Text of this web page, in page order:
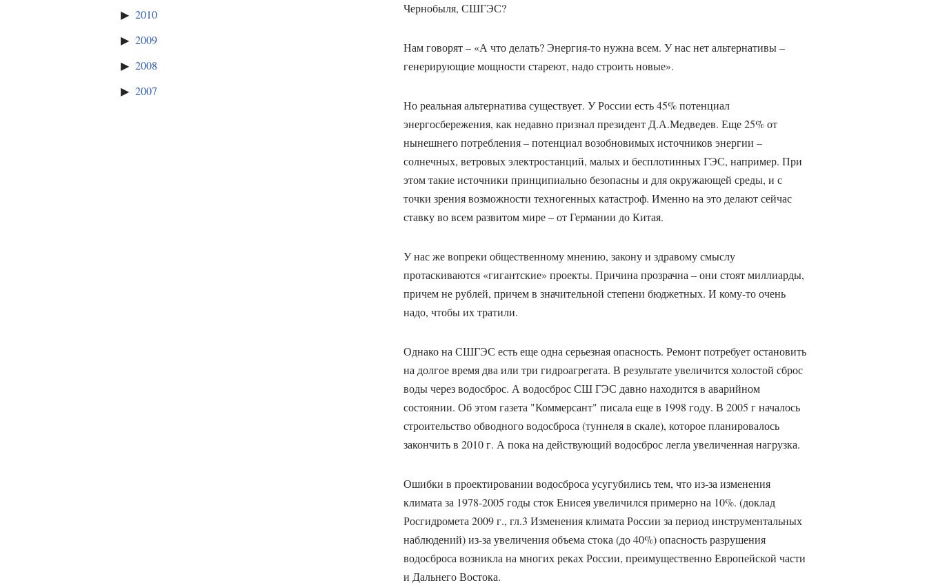
2010
2009
2008
2007
Чернобыля, СШГЭС?
Нам говорят – «А что делать? Энергия-то нужна всем. У нас нет альтернативы –
генерирующие мощности стареют, надо строить новые».
Но реальная альтернатива существует. У России есть 45% потенциал
энергосбережения, как недавно признал президент Д.А.Медведев. Еще 25% от
нынешнего потребления – потенциал возобновимых источников энергии –
солнечных, ветровых электростанций, малых и бесплотинных ГЭС, например. При
этом такие источники принципиально безопасны и для окружающей среды, и с
точки зрения возможности техногенных катастроф. Именно на это делают сейчас
ставку во всем развитом мире – от Германии до Китая.
У нас же вопреки общественному мнению, закону и здравому смыслу
протаскиваются «гигантские» проекты. Причина прозрачна – они стоят миллиарды,
причем не рублей, причем в значительной степени бюджетных. И кому-то очень
надо, чтобы их тратили.
Однако на СШГЭС есть еще одна серьезная опасность. Ремонт потребует остановить
на долгое время два или три гидроагрегата. В результате увеличится холостой сброс
воды через водосброс. А водосброс СШ ГЭС давно находится в аварийном
состоянии. Об этом газета "Коммерсант" писала еще в 1998 году. В 2005 г началось
строительство обводного водосброса (туннеля в скале), которое планировалось
закончить в 2010 г. А пока на действующий водосброс легла увеличенная нагрузка.
Ошибки в проектировании водосброса усугубились тем, что из-за изменения
климата за 1978-2005 годы сток Енисея увеличился примерно на 10%. (доклад
Росгидромета 2009 г., гл.3 Изменения климата России за период инструментальных
наблюдений) из-за увеличения объема стока (до 40%) опасность разрушения
водосброса возникла на многих реках России, преимущественно Европейской части
и Дальнего Востока.